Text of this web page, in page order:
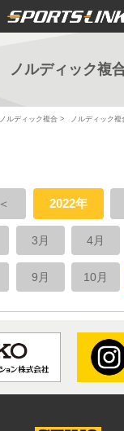
ノルディック複
ノルディック複合 ノルディック
＜ 2022年
3月 4月
9月 10月